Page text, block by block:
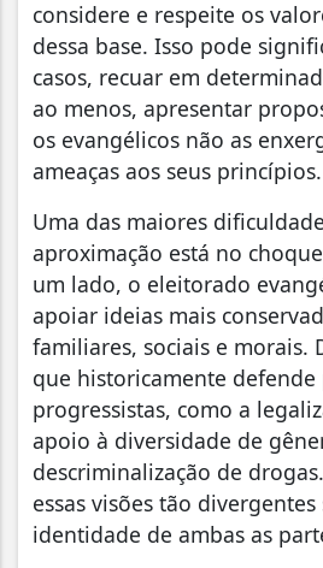
considere e respeite os
dessa base. Isso pode
casos, recuar em
ao menos, apresentar
os evangélicos não as
ameaças aos seus princípios.
Uma das maiores
aproximação está no
um lado, o eleitorado
apoiar ideias mais
familiares, sociais e morais.
que historicamente defende
progressistas, como a
apoio à diversidade de
descriminalização de
essas visões tão
identidade de ambas as